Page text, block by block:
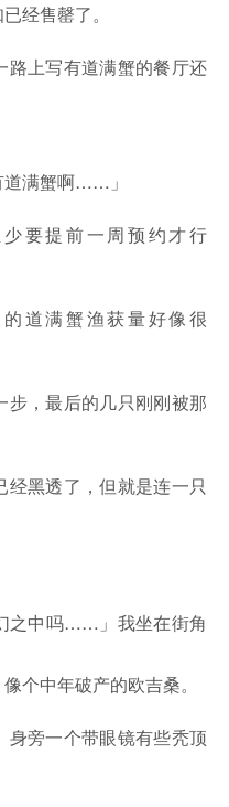
经售罄了。
上写有道满蟹的餐厅还
满蟹啊……」
要提前一周预约才行
道满蟹渔获量好像很
，最后的几只刚刚被那
黑透了，但就是连一只
中吗……」我坐在街角
个中年破产的欧吉桑。
旁一个带眼镜有些秃顶